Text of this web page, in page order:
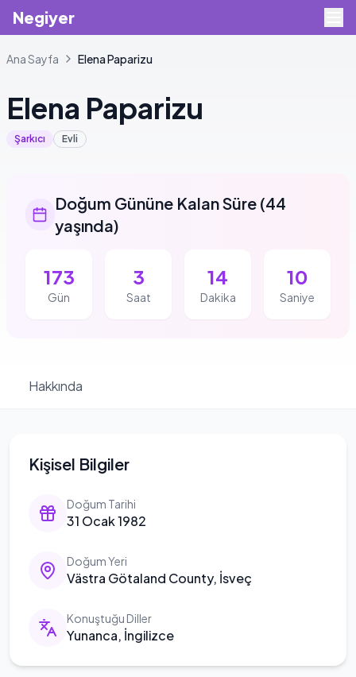
Negiyer
Ana Sayfa ElenaPaparizu
Elena Paparizu
Şarkıcı Evli
Doğum Gününe Kalan Süre(44
yaşında)
173
Gün
3
Saat
14
Dakika
10
Saniye
Hakkında
Kişisel Bilgiler
Doğum Tarihi
31 Ocak 1982
Doğum Yeri
Västra Götaland County, İsveç
Konuştuğu Diller
Yunanca, İngilizce